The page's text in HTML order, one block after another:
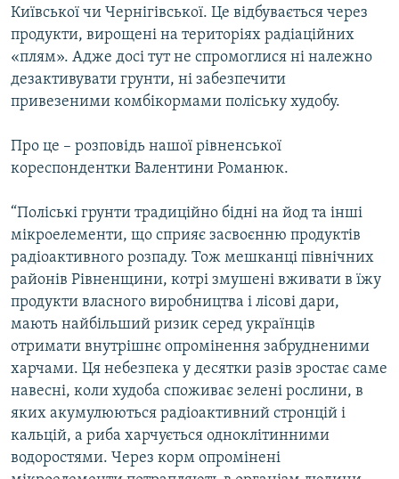
Київської чи Чернігівської. Це відбувається через
продукти, вирощені на територіях радіаційних
«плям». Адже досі тут не спромоглися ні належно
дезактивувати грунти, ні забезпечити
привезеними комбікормами поліську худобу.
Про це – розповідь нашої рівненської
кореспондентки Валентини Романюк.
“Поліські грунти традиційно бідні на йод та інші
мікроелементи, що сприяє засвоєнню продуктів
радіоактивного розпаду. Тож мешканці північних
районів Рівненщини, котрі змушені вживати в їжу
продукти власного виробництва і лісові дари,
мають найбільший ризик серед українців
отримати внутрішнє опромінення забрудненими
харчами. Ця небезпека у десятки разів зростає саме
навесні, коли худоба споживає зелені рослини, в
яких акумулюються радіоактивний стронцій і
кальцій, а риба харчується одноклітинними
водоростями. Через корм опромінені